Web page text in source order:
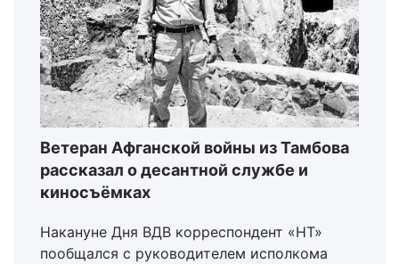
Ветеран Афганской войны из Тамбова
рассказал о десантной службе и
киносъёмках
Накануне Дня ВДВ корреспондент «НТ»
пообщался с руководителем исполкома